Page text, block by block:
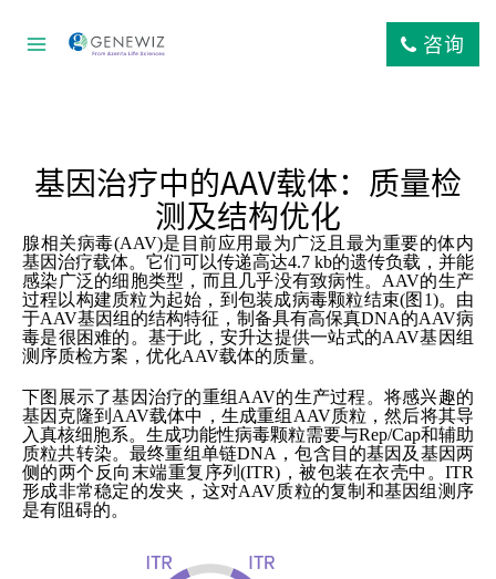
咨询
基因治疗中的AAV载体：质量检
测及结构优化
腺相关病毒(AAV)是目前应用最为广泛且最为重要的体内
基因治疗载体。它们可以传递高达4.7 kb的遗传负载，并能
感染广泛的细胞类型，而且几乎没有致病性。AAV的生产
过程以构建质粒为起始，到包装成病毒颗粒结束(图1)。由
于AAV基因组的结构特征，制备具有高保真DNA的AAV病
毒是很困难的。基于此，安升达提供一站式的AAV基因组
测序质检方案，优化AAV载体的质量。
下图展示了基因治疗的重组AAV的生产过程。将感兴趣的
基因克隆到AAV载体中，生成重组AAV质粒，然后将其导
入真核细胞系。生成功能性病毒颗粒需要与Rep/Cap和辅助
质粒共转染。最终重组单链DNA，包含目的基因及基因两
侧的两个反向末端重复序列(ITR)，被包装在衣壳中。ITR
形成非常稳定的发夹，这对AAV质粒的复制和基因组测序
是有阻碍的。